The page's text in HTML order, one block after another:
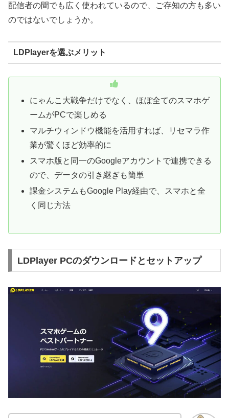
配信者の間でも広く使われているので、ご存知の方も多い
のではないでしょうか。
LDPlayerを選ぶメリット
にゃんこ大戦争だけでなく、ほぼ全てのスマホゲ
ームがPCで楽しめる
マルチウィンドウ機能を活用すれば、リセマラ作
業が驚くほど効率的に
スマホ版と同一のGoogleアカウントで連携できる
ので、データの引き継ぎも簡単
課金システムもGoogle Play経由で、スマホと全
く同じ方法
LDPlayer PCのダウンロードとセットアップ